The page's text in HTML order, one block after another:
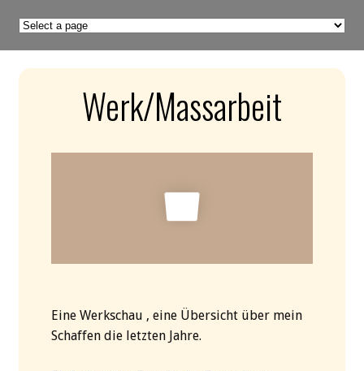
Werk/Massarbeit
Eine Werkschau , eine Übersicht über mein
Schaffen die letzten Jahre.